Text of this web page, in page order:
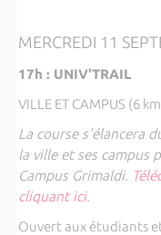
MERCREDI 11
17h : UNIV'TRAIL
VILLE ET CAMPUS (6
La course s'élancera
la ville et ses campus
Campus Grimaldi.
cliquant ici.
Ouvert aux étudiants